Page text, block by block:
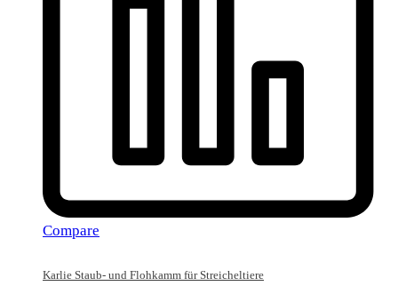
Compare
Karlie Staub- und Flohkamm für Streicheltiere